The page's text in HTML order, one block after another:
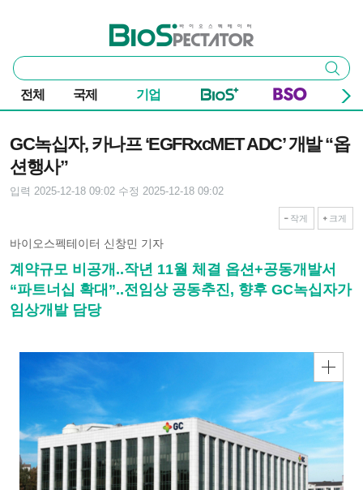
바이오스펙테이터
통
합
검
색
검색
전체 국제 기업
GC녹십자, 카나프 ‘EGFRxcMET ADC’ 개발 “옵
션행사”
입력 2025-12-18 09:02 수정 2025-12-18 09:02
작게 크게
바이오스펙테이터 신창민 기자
계약규모 비공개..작년 11월 체결 옵션+공동개발서
“파트너십 확대”..전임상 공동추진, 향후 GC녹십자가
임상개발 담당